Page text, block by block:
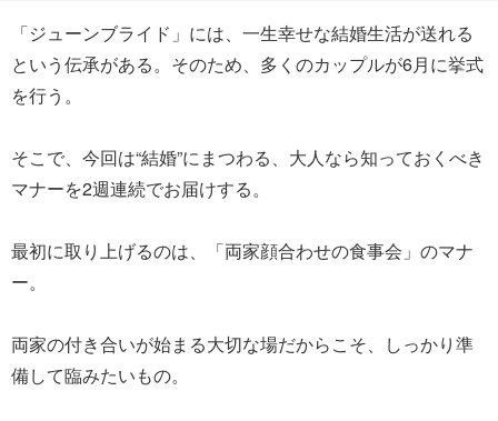
「ジューンブライド」には、一生幸せな結婚生活が送れる
という伝承がある。そのため、多くのカップルが6月に挙式
を行う。
そこで、今回は“結婚”にまつわる、大人なら知っておくべき
マナーを2週連続でお届けする。
最初に取り上げるのは、「両家顔合わせの食事会」のマナ
ー。
両家の付き合いが始まる大切な場だからこそ、しっかり準
備して臨みたいもの。